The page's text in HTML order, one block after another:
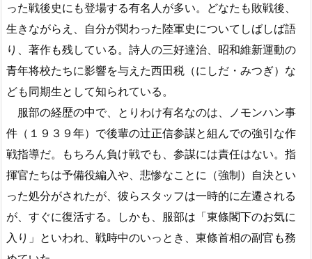
った戦後史にも登場する有名人が多い。どなたも敗戦後、
生きながらえ、自分が関わった陸軍史についてしばしば語
り、著作も残している。詩人の三好達治、昭和維新運動の
青年将校たちに影響を与えた西田税（にしだ・みつぎ）な
ども同期生として知られている。
服部の経歴の中で、とりわけ有名なのは、ノモンハン事
件（１９３９年）で後輩の辻正信参謀と組んでの強引な作
戦指導だ。もちろん負け戦でも、参謀には責任はない。指
揮官たちは予備役編入や、悲惨なことに（強制）自決とい
った処分がされたが、彼らスタッフは一時的に左遷される
が、すぐに復活する。しかも、服部は「東條閣下のお気に
入り」といわれ、戦時中のいっとき、東條首相の副官も務